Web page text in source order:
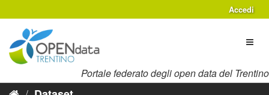
al
contenuto
Accedi
Portale federato degli open data del Trentino